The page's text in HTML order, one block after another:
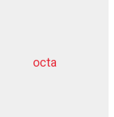
octa
dziļurbums